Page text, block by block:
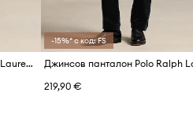
Джинсов панталон Polo Ralph Lauren 42.2 8W CORDUROY
-15%* с код: FS
Джинсов панталон Polo Ralph
219,90 €